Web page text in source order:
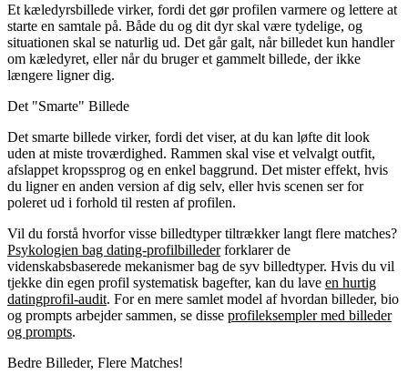
Et kæledyrsbillede virker, fordi det gør profilen varmere og lettere at
starte en samtale på. Både du og dit dyr skal være tydelige, og
situationen skal se naturlig ud. Det går galt, når billedet kun handler
om kæledyret, eller når du bruger et gammelt billede, der ikke
længere ligner dig.
Det "Smarte" Billede
Det smarte billede virker, fordi det viser, at du kan løfte dit look
uden at miste troværdighed. Rammen skal vise et velvalgt outfit,
afslappet kropssprog og en enkel baggrund. Det mister effekt, hvis
du ligner en anden version af dig selv, eller hvis scenen ser for
poleret ud i forhold til resten af profilen.
Vil du forstå hvorfor visse billedtyper tiltrækker langt flere matches?
Psykologien bag dating-profilbillederforklarer de
videnskabsbaserede mekanismer bag de syv billedtyper. Hvis du vil
tjekke din egen profil systematisk bagefter, kan du lave en hurtig
datingprofil-audit. For en mere samlet model af hvordan billeder, bio
og prompts arbejder sammen, se disse profileksempler med billeder
og prompts.
Bedre Billeder, Flere Matches!